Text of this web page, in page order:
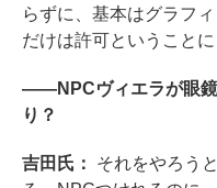
らずに、基本はグラフ
だけは許可ということに
――NPCヴィエラが眼鏡
り？
吉田氏： それをやろう